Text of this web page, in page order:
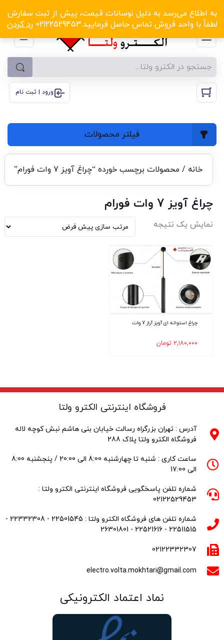
به اطلاع می‌رسد به دلیل نوسانات قیمت، پیش از ثبت سفارش
لطفاً با واحد فروش تماس حاصل فرمایید.02122529453
رد کردن
الکترو ولتا با تخفیف‌های شگفت‌انگیز! کلیک کنید
ورود | ثبت نام
فیلتر محصولات
خانه / محصولات برچسب خورده “چراغ آویز 7 وات فورام”
چراغ آویز 7 وات فورام
نمایش یک نتیجه
چراغ استوانه ای آویز آراز 7 وات
۲,۱۸۰,۰۰۰ تومان
فروشگاه اینترنتی الکترو ولتا
آدرس : تهران بزرگراه رسالت خیابان بنی هاشم نبش کوچه لاله
فروشگاه الکترو ولتا پلاک 288
ساعت کاری : شنبه تا چهارشنبه 8:00 الی 20:00 / پنجشنبه 8:00
الی 17:00
شماره تلفن پاسخگویی فروشگاه اینترنتی الکترو ولتا :
02122529453
شماره تلفن های فروشگاه الکترو ولتا : 22501545 - 22332308 -
22511515 - 22521616 - 26301801
02122332307
electro.volta.mokhtari@gmail.com
نماد اعتماد الکترونیکی